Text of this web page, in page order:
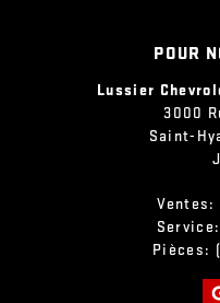
POUR
Lussier
3000
Saint-
Ventes:
Service:
Pièces: